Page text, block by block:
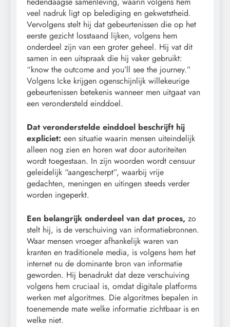
veel nadruk ligt op belediging en gekwetstheid.
Vervolgens stelt hij dat gebeurtenissen die op het
eerste gezicht losstaand lijken, volgens hem
onderdeel zijn van een groter geheel. Hij vat dit
samen in een uitspraak die hij vaker gebruikt:
“know the outcome and you’ll see the journey.”
Volgens Icke krijgen ogenschijnlijk willekeurige
gebeurtenissen betekenis wanneer men uitgaat van
een verondersteld einddoel.
Dat veronderstelde einddoel beschrijft hij
expliciet: een situatie waarin mensen uiteindelijk
alleen nog zien en horen wat door autoriteiten
wordt toegestaan. In zijn woorden wordt censuur
geleidelijk “aangescherpt”, waarbij vrije
gedachten, meningen en uitingen steeds verder
worden ingeperkt.
Een belangrijk onderdeel van dat proces, zo
stelt hij, is de verschuiving van informatiebronnen.
Waar mensen vroeger afhankelijk waren van
kranten en traditionele media, is volgens hem het
internet nu de dominante bron van informatie
geworden. Hij benadrukt dat deze verschuiving
volgens hem cruciaal is, omdat digitale platforms
werken met algoritmes. Die algoritmes bepalen in
toenemende mate welke informatie zichtbaar is en
welke niet.